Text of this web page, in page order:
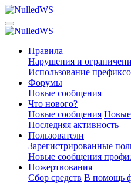
Правила
Нарушения и
Использование
Форумы
Новые сообщения
Что нового?
Новые сообщения
Последняя активность
Пользователи
Зарегистрированные
Новые сообщения
Пожертвования
Сбор средств В помощь